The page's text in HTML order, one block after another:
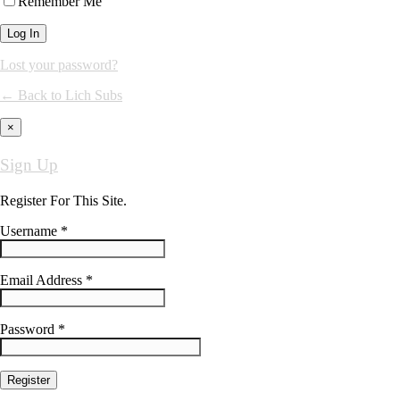
Lost your password?
← Back to Lich Subs
×
Sign Up
Register For This Site.
Username *
Email Address *
Password *